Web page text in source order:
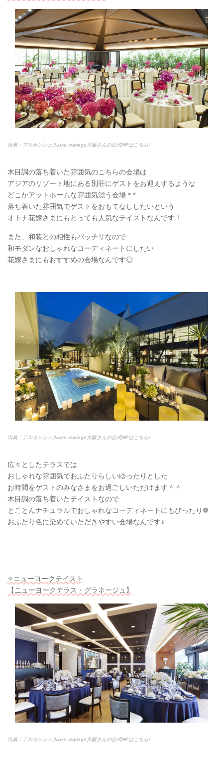
出典：アルカンシェルluxe mariage大阪さんの公式HPはこちら♪
木目調の落ち着いた雰囲気のこちらの会場は
アジアのリゾート地にある別荘にゲストをお迎えするような
どこかアットホームな雰囲気漂う会場＊*
落ち着いた雰囲気でゲストをおもてなししたいという
オトナ花嫁さまにもとっても人気なテイストなんです！
また、和装との相性もバッチリなので
和モダンなおしゃれなコーディネートにしたい
花嫁さまにもおすすめの会場なんです◎
出典：アルカンシェルluxe mariage大阪さんの公式HPはこちら♪
広々としたテラスでは
おしゃれな雰囲気でおふたりらしいゆったりとした
お時間をゲストのみなさまをお過ごしいただけます＾＾
木目調の落ち着いたテイストなので
とことんナチュラルでおしゃれなコーディネートにもぴったり❁
おふたり色に染めていただきやすい会場なんです♪
✧ニューヨークテイスト
【ニューヨークテラス・グラネージュ】
出典：アルカンシェルluxe mariage大阪さんの公式HPはこちら♪